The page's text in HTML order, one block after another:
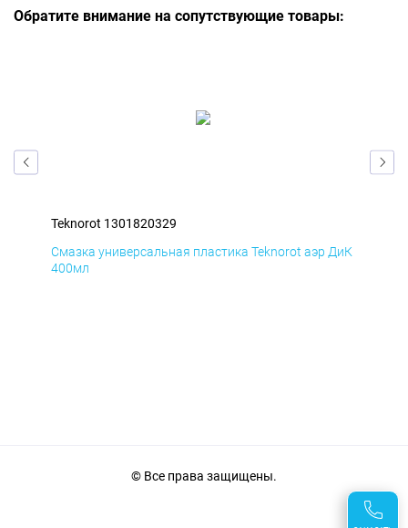
Обратите внимание на сопутствующие товары:
Teknorot 1301820329
Смазка универсальная пластика Teknorot аэр ДиК
400мл
© Все права защищены.